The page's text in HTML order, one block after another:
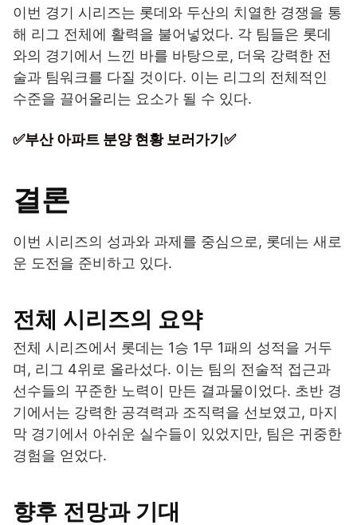
이번 경기 시리즈는 롯데와 두산의 치열한 경쟁을 통
해 리그 전체에 활력을 불어넣었다. 각 팀들은 롯데
와의 경기에서 느낀 바를 바탕으로, 더욱 강력한 전
술과 팀워크를 다질 것이다. 이는 리그의 전체적인
수준을 끌어올리는 요소가 될 수 있다.
✅부산 아파트 분양 현황 보러가기✅
결론
이번 시리즈의 성과와 과제를 중심으로, 롯데는 새로
운 도전을 준비하고 있다.
전체 시리즈의 요약
전체 시리즈에서 롯데는 1승 1무 1패의 성적을 거두
며, 리그 4위로 올라섰다. 이는 팀의 전술적 접근과
선수들의 꾸준한 노력이 만든 결과물이었다. 초반 경
기에서는 강력한 공격력과 조직력을 선보였고, 마지
막 경기에서 아쉬운 실수들이 있었지만, 팀은 귀중한
경험을 얻었다.
향후 전망과 기대